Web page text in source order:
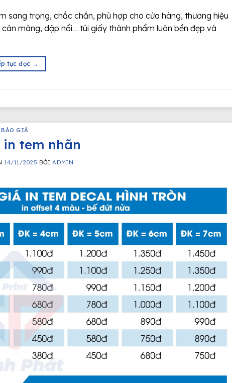
sang trọng, chắc chắn, phù hợp cho cửa hàng, thương hiệu
màng, dập nổi… túi giấy thành phẩm luôn bền đẹp và
tục đọc →
BÁO GIÁ
tem nhãn
14/11/2025 BỞIADMIN